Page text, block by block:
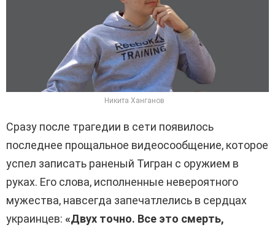
Никита Ханганов
Сразу после трагедии в сети появилось
последнее прощальное видеосообщение, которое
успел записать раненый Тигран с оружием в
руках. Его слова, исполненные невероятного
мужества, навсегда запечатлелись в сердцах
украинцев: «Двух точно. Все это смерть,